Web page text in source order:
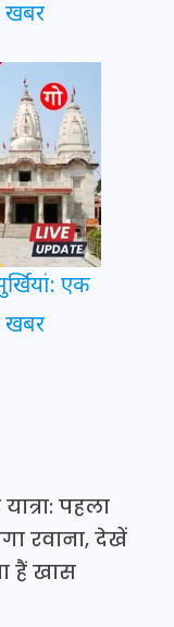
खबर
एक
खबर
पहला
रवाना, देखें
हैं खास